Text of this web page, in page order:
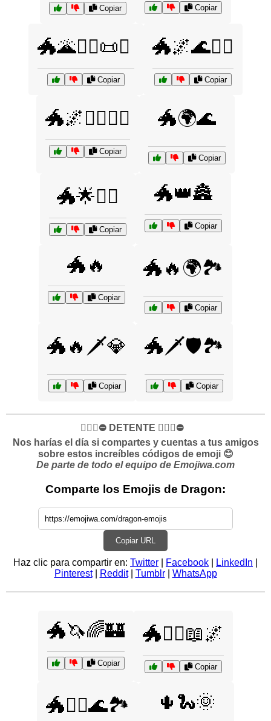
Copiar Copiar
🐲🌋🧙‍♀️📜✨
Copiar
🐲🌌🌊🧝‍♀️
Copiar
🐲🌌🦸‍♂️🦸‍♀️
Copiar
🐲🌍🌊
Copiar
🐲🌟🧝‍♀️
Copiar
🐲👑🏯
Copiar
🐲🔥
Copiar
🐲🔥🌍🏞️
Copiar
🐲🔥🗡️💎
Copiar
🐲🗡️🛡️🏞️
Copiar
✋🏻🛑⛔️ DETENTE ✋🏻🛑⛔️
Nos harías el día si compartes y cuentas a tus amigos
sobre estos increíbles códigos de emoji 😊
De parte de todo el equipo de Emojiwa.com
Comparte los Emojis de Dragon:
Copiar URL
Haz clic para compartir en: Twitter Facebook LinkedIn
Pinterest| Reddit| Tumblr| WhatsApp
🐲🦄🌈🏰
Copiar
🐲🧙‍♀️📖🌌
Copiar
🐲🧝‍♀️🌊🏞️ 🌵🐍🌞